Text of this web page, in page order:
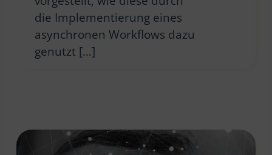
die Implementierung eines
asynchronen Workflows dazu
genutzt […]